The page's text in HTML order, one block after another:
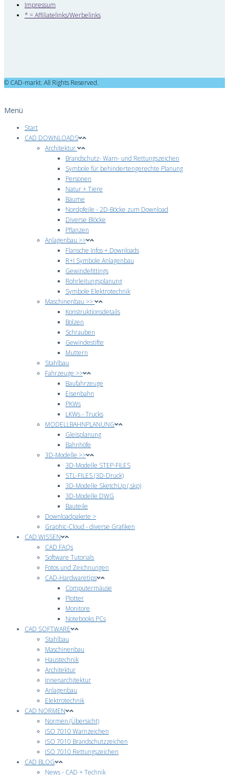
Impressum
* = Affiliatelinks/Werbelinks
© CAD-markt. All Rights Reserved.
Menü
Start
CAD DOWNLOADS
Architektur
Brandschutz- Warn- und Rettungszeichen
Symbole für behindertengerechte Planung
Personen
Natur + Tiere
Bäume
Nordpfeile - 2D-Böcke zum Download
Diverse Blöcke
Pflanzen
Anlagenbau >>
Flansche Infos + Downloads
R+I Symbole Anlagenbau
Gewindefittings
Rohrleitungsplanung
Symbole Elektrotechnik
Maschinenbau >>
Konstruktionsdetails
Bolzen
Schrauben
Gewindestifte
Muttern
Stahlbau
Fahrzeuge >>
Baufahrzeuge
Eisenbahn
PKWs
LKWs - Trucks
MODELLBAHNPLANUNG
Gleisplanung
Bahnhöfe
3D-Modelle >>
3D-Modelle STEP-FILES
STL-FILES (3D-Druck)
3D-Modelle SketchUp (.skp)
3D-Modelle DWG
Bauteile
Downloadpakete >
Graphic-Cloud - diverse Grafiken
CAD WISSEN
CAD FAQs
Software Tutorials
Fotos und Zeichnungen
CAD-Hardwaretips
Computermäuse
Plotter
Monitore
Notebooks PCs
CAD SOFTWARE
Stahlbau
Maschinenbau
Haustechnik
Architektur
Innenarchitektur
Anlagenbau
Elektrotechnik
CAD NORMEN
Normen (Übersicht)
ISO 7010 Warnzeichen
ISO 7010 Brandschutzzeichen
ISO 7010 Rettungszeichen
CAD BLOG
News - CAD + Technik